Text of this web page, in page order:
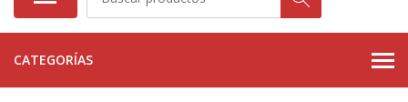
CATEGORÍAS